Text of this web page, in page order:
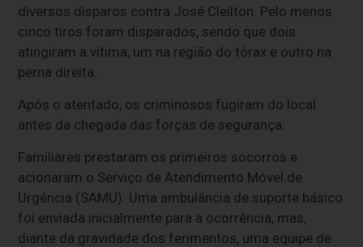
diversos disparos contra José Cleilton. Pelo menos
cinco tiros foram disparados, sendo que dois
atingiram a vítima, um na região do tórax e outro na
perna direita.
Após o atentado, os criminosos fugiram do local
antes da chegada das forças de segurança.
Familiares prestaram os primeiros socorros e
acionaram o Serviço de Atendimento Móvel de
Urgência (SAMU). Uma ambulância de suporte básico
foi enviada inicialmente para a ocorrência, mas,
diante da gravidade dos ferimentos, uma equipe de